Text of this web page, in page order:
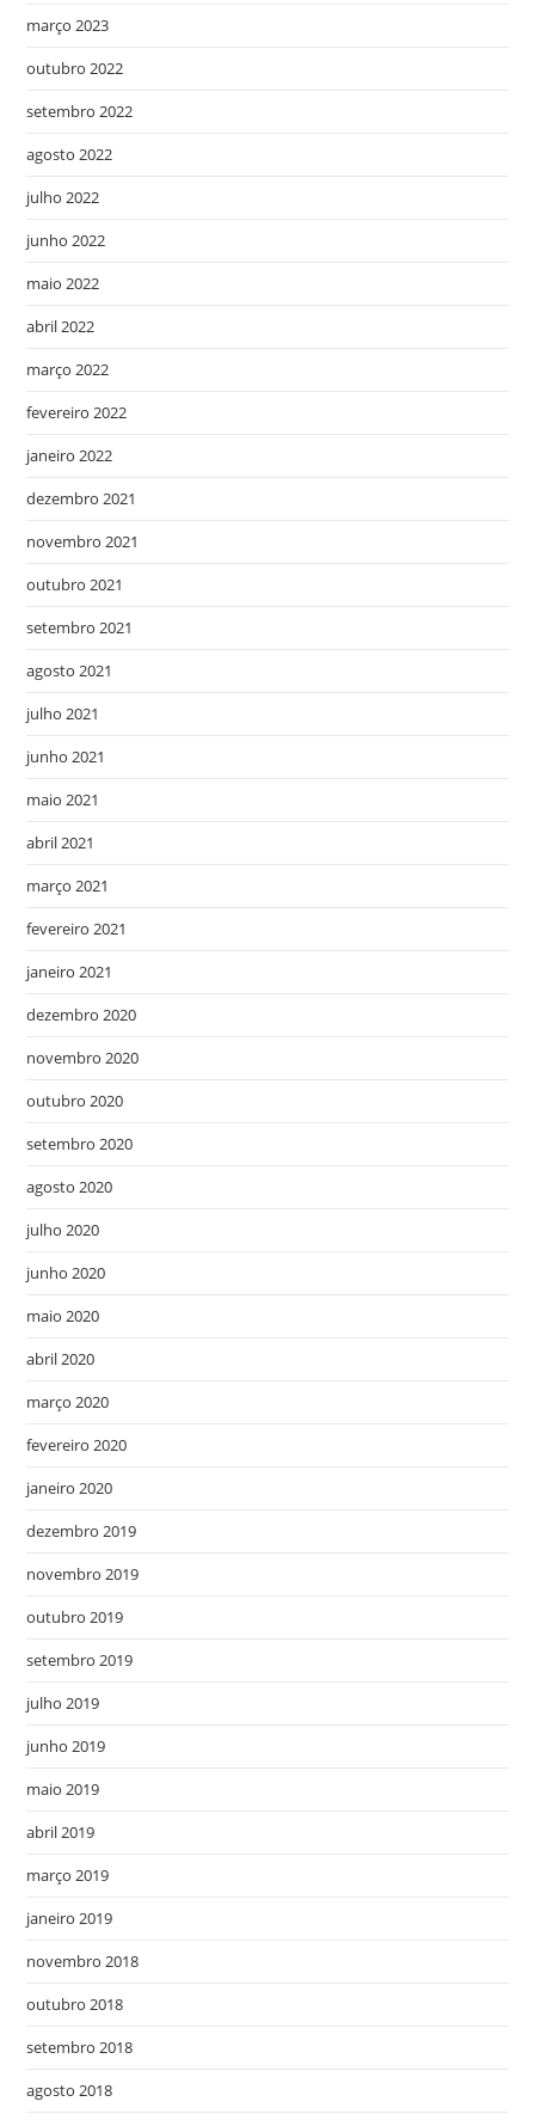
março 2023
outubro 2022
setembro 2022
agosto 2022
julho 2022
junho 2022
maio 2022
abril 2022
março 2022
fevereiro 2022
janeiro 2022
dezembro 2021
novembro 2021
outubro 2021
setembro 2021
agosto 2021
julho 2021
junho 2021
maio 2021
abril 2021
março 2021
fevereiro 2021
janeiro 2021
dezembro 2020
novembro 2020
outubro 2020
setembro 2020
agosto 2020
julho 2020
junho 2020
maio 2020
abril 2020
março 2020
fevereiro 2020
janeiro 2020
dezembro 2019
novembro 2019
outubro 2019
setembro 2019
julho 2019
junho 2019
maio 2019
abril 2019
março 2019
janeiro 2019
novembro 2018
outubro 2018
setembro 2018
agosto 2018